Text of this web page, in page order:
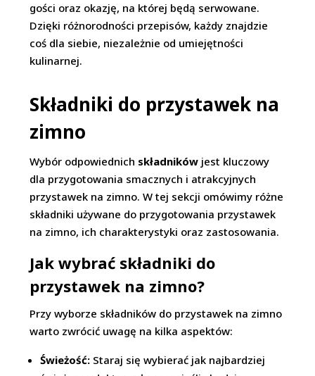
gości oraz okazję, na której będą serwowane.
Dzięki różnorodności przepisów, każdy znajdzie
coś dla siebie, niezależnie od umiejętności
kulinarnej.
Składniki do przystawek na
zimno
Wybór odpowiednich składników jest kluczowy
dla przygotowania smacznych i atrakcyjnych
przystawek na zimno. W tej sekcji omówimy różne
składniki używane do przygotowania przystawek
na zimno, ich charakterystyki oraz zastosowania.
Jak wybrać składniki do
przystawek na zimno?
Przy wyborze składników do przystawek na zimno
warto zwrócić uwagę na kilka aspektów:
Świeżość: Staraj się wybierać jak najbardziej